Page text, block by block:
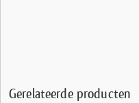
Gerelateerde producten